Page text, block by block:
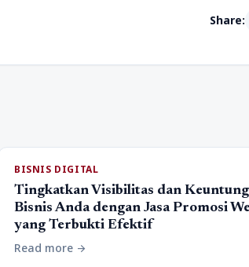
Share:
BISNIS DIGITAL
Tingkatkan Visibilitas dan
Bisnis Anda dengan Jasa Promosi
yang Terbukti Efektif
Read more arrow_forward